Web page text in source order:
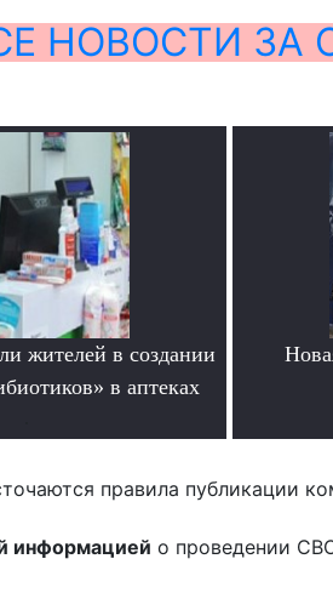
НОВОСТИ ЗА
жителей в создании
в аптеках
правила публикации
информацией о проведении